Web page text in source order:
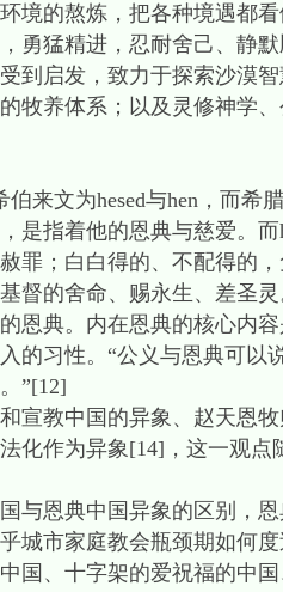
境的熬炼，把各种境遇都
勇猛精进，忍耐舍己、静
到启发，致力于探索沙漠
牧养体系；以及灵修神学
来文为hesed与hen，而希
是指着他的恩典与慈爱。
罪；白白得的、不配得的
督的舍命、赐永生、差圣
恩典。内在恩典的核心内
的习性。“公义与恩典可
”[12]
宣教中国的异象、赵天恩
化作为异象[14]，这一观
与恩典中国异象的区别，
城市家庭教会瓶颈期如何
国、十字架的爱祝福的中